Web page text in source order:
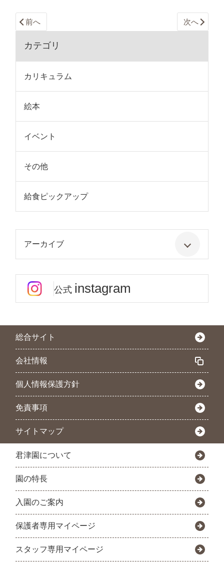
前へ 次へ
カテゴリ
カリキュラム
絵本
イベント
その他
給食ピックアップ
アーカイブ
公式 instagram
総合サイト
会社情報
個人情報保護方針
免責事項
サイトマップ
君津園について
園の特長
入園のご案内
保護者専用マイページ
スタッフ専用マイページ